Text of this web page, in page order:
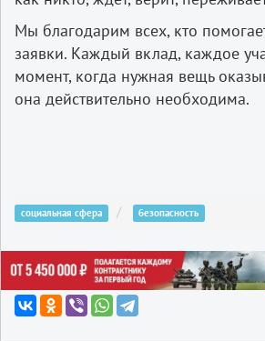
Мы благодарим всех, кто
заявки. Каждый вклад, каждое
момент, когда нужная вещь
она действительно необходима.
социальная сфера безопасность